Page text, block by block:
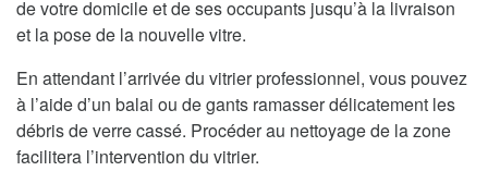
de votre domicile et de ses occupants jusqu’à la livraison
et la pose de la nouvelle vitre.
En attendant l’arrivée du vitrier professionnel, vous pouvez
à l’aide d’un balai ou de gants ramasser délicatement les
débris de verre cassé. Procéder au nettoyage de la zone
facilitera l’intervention du vitrier.